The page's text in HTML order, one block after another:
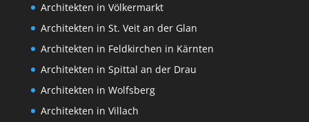
Architekten in Völkermarkt
Architekten in St. Veit an der Glan
Architekten in Feldkirchen in Kärnten
Architekten in Spittal an der Drau
Architekten in Wolfsberg
Architekten in Villach